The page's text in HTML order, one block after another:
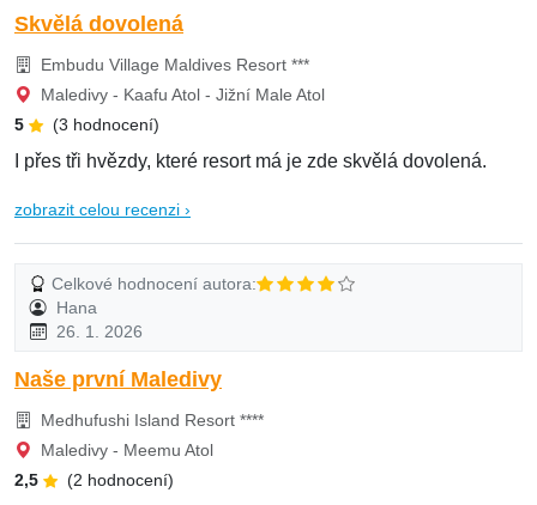
Skvělá dovolená
Embudu Village Maldives Resort ***
Maledivy - Kaafu Atol - Jižní Male Atol
5
(3 hodnocení)
I přes tři hvězdy, které resort má je zde skvělá dovolená.
zobrazit celou recenzi ›
Celkové hodnocení autora:
Hana
26. 1. 2026
Naše první Maledivy
Medhufushi Island Resort ****
Maledivy - Meemu Atol
2,5
(2 hodnocení)